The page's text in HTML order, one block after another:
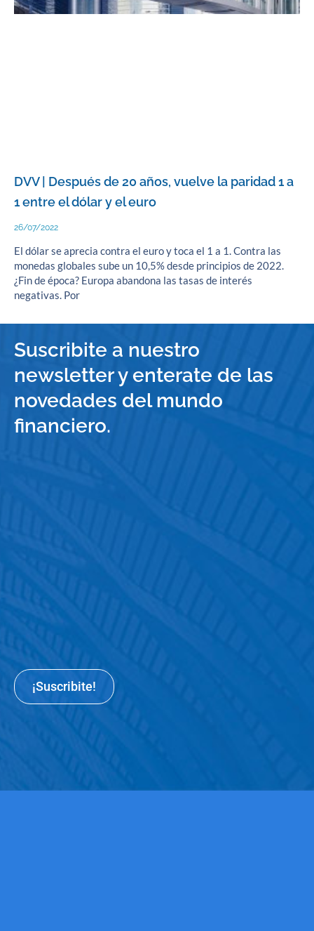
DVV | Después de 20 años, vuelve la paridad 1 a
1 entre el dólar y el euro
26/07/2022
El dólar se aprecia contra el euro y toca el 1 a 1. Contra las
monedas globales sube un 10,5% desde principios de 2022.
¿Fin de época? Europa abandona las tasas de interés
negativas. Por
Suscribite a nuestro
newsletter y enterate de las
novedades del mundo
financiero.
¡Suscribite!